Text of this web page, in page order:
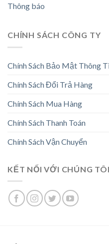
Thông báo
CHÍNH SÁCH CÔNG TY
Chính Sách Bảo Mật Thông
Chính Sách Đổi Trả Hàng
Chính Sách Mua Hàng
Chính Sách Thanh Toán
Chính Sách Vận Chuyển
KẾT NỐI VỚI CHÚNG TÔI